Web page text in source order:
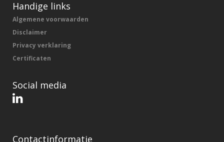
Handige links
Algemene voorwaarden
Disclaimer
Privacy verklaring
Certificaten
Social media
Contactinformatie